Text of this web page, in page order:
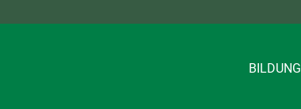
BILDUNG